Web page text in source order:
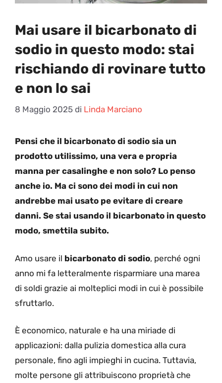
Mai usare il bicarbonato di
sodio in questo modo: stai
rischiando di rovinare tutto
e non lo sai
8 Maggio 2025 di Linda Marciano
Pensi che il bicarbonato di sodio sia un
prodotto utilissimo, una vera e propria
manna per casalinghe e non solo? Lo penso
anche io. Ma ci sono dei modi in cui non
andrebbe mai usato pe evitare di creare
danni. Se stai usando il bicarbonato in questo
modo, smettila subito.
Amo usare il bicarbonato di sodio, perché ogni
anno mi fa letteralmente risparmiare una marea
di soldi grazie ai molteplici modi in cui è possibile
sfruttarlo.
È economico, naturale e ha una miriade di
applicazioni: dalla pulizia domestica alla cura
personale, fino agli impieghi in cucina. Tuttavia,
molte persone gli attribuiscono proprietà che